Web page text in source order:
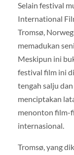
Selain festival
International
Tromsø,
memadukan
Meskipun ini
festival film ini
tengah salju
menciptakan
menonton film-
internasional.
Tromsø, yang